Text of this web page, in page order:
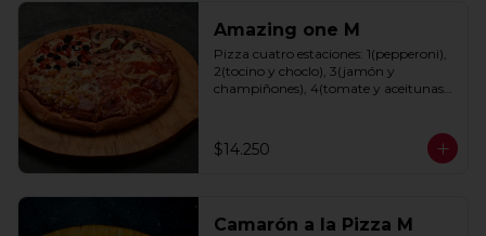
Amazing one M
Pizza cuatro estaciones: 1(pepperoni),
2(tocino y choclo), 3(jamón y
champiñones), 4(tomate y aceitunas
oregano y especias.
$14.250
Camarón a la Pizza M